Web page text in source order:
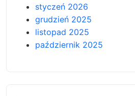
styczeń 2026
grudzień 2025
listopad 2025
październik 2025